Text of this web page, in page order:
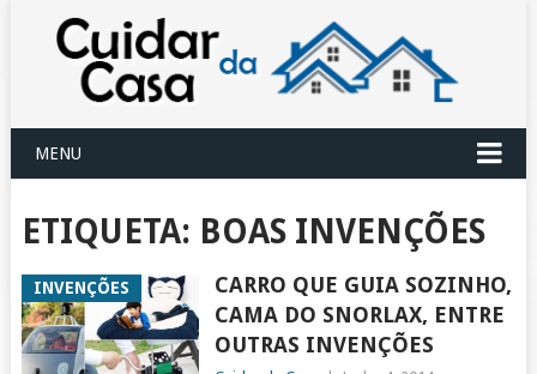
MENU
ETIQUETA: BOAS INVENÇÕES
INVENÇÕES
CARRO QUE GUIA SOZINHO,
CAMA DO SNORLAX, ENTRE
OUTRAS INVENÇÕES